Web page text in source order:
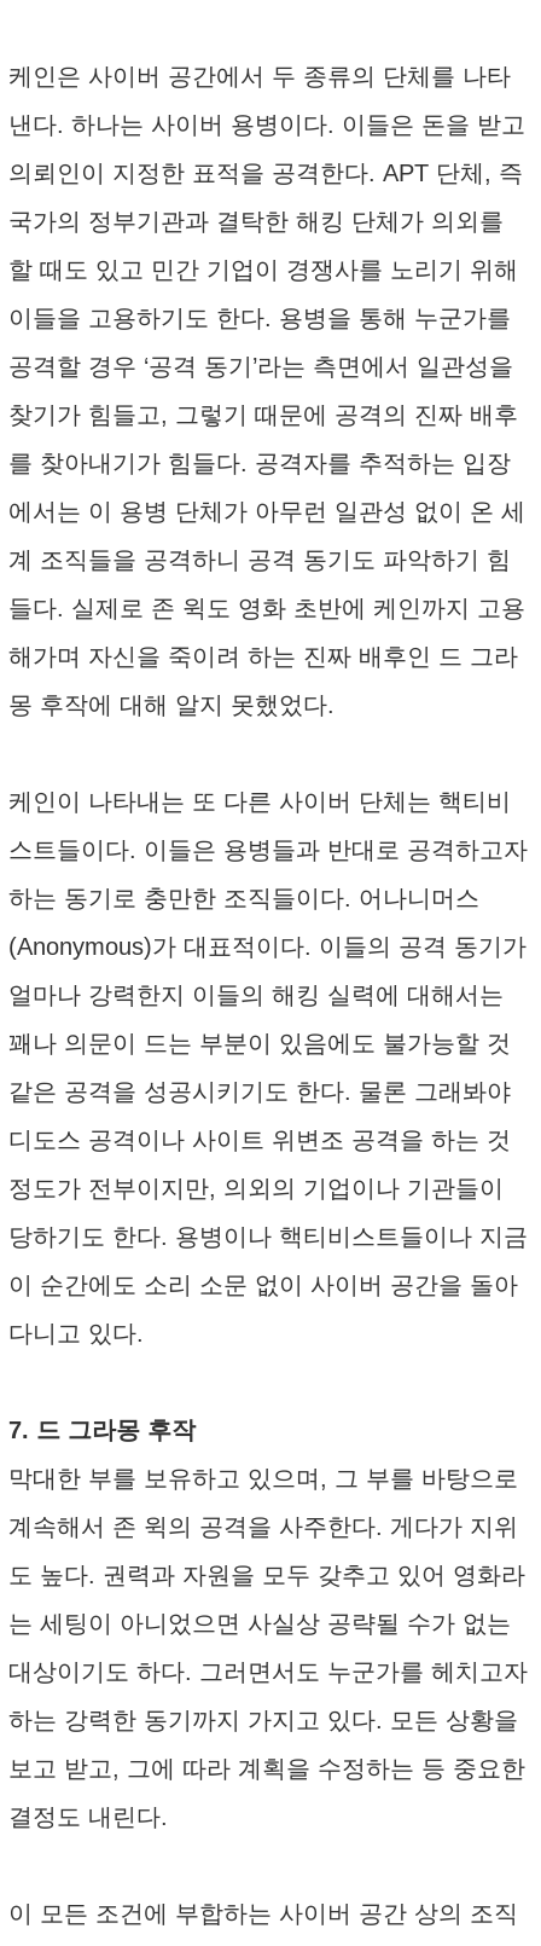
케인은 사이버 공간에서 두 종류의 단체를 나타
낸다. 하나는 사이버 용병이다. 이들은 돈을 받고
의뢰인이 지정한 표적을 공격한다. APT 단체, 즉
국가의 정부기관과 결탁한 해킹 단체가 의외를
할 때도 있고 민간 기업이 경쟁사를 노리기 위해
이들을 고용하기도 한다. 용병을 통해 누군가를
공격할 경우 ‘공격 동기’라는 측면에서 일관성을
찾기가 힘들고, 그렇기 때문에 공격의 진짜 배후
를 찾아내기가 힘들다. 공격자를 추적하는 입장
에서는 이 용병 단체가 아무런 일관성 없이 온 세
계 조직들을 공격하니 공격 동기도 파악하기 힘
들다. 실제로 존 윅도 영화 초반에 케인까지 고용
해가며 자신을 죽이려 하는 진짜 배후인 드 그라
몽 후작에 대해 알지 못했었다.
케인이 나타내는 또 다른 사이버 단체는 핵티비
스트들이다. 이들은 용병들과 반대로 공격하고자
하는 동기로 충만한 조직들이다. 어나니머스
(Anonymous)가 대표적이다. 이들의 공격 동기가
얼마나 강력한지 이들의 해킹 실력에 대해서는
꽤나 의문이 드는 부분이 있음에도 불가능할 것
같은 공격을 성공시키기도 한다. 물론 그래봐야
디도스 공격이나 사이트 위변조 공격을 하는 것
정도가 전부이지만, 의외의 기업이나 기관들이
당하기도 한다. 용병이나 핵티비스트들이나 지금
이 순간에도 소리 소문 없이 사이버 공간을 돌아
다니고 있다.
7. 드 그라몽 후작
막대한 부를 보유하고 있으며, 그 부를 바탕으로
계속해서 존 윅의 공격을 사주한다. 게다가 지위
도 높다. 권력과 자원을 모두 갖추고 있어 영화라
는 세팅이 아니었으면 사실상 공략될 수가 없는
대상이기도 하다. 그러면서도 누군가를 헤치고자
하는 강력한 동기까지 가지고 있다. 모든 상황을
보고 받고, 그에 따라 계획을 수정하는 등 중요한
결정도 내린다.
이 모든 조건에 부합하는 사이버 공간 상의 조직